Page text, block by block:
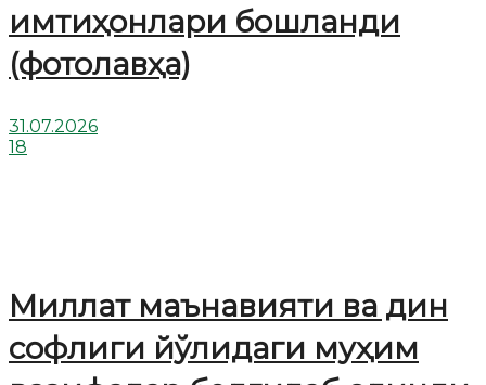
имтиҳонлари бошланди
(фотолавҳа)
31.07.2026
18
Миллат маънавияти ва дин
софлиги йўлидаги муҳим